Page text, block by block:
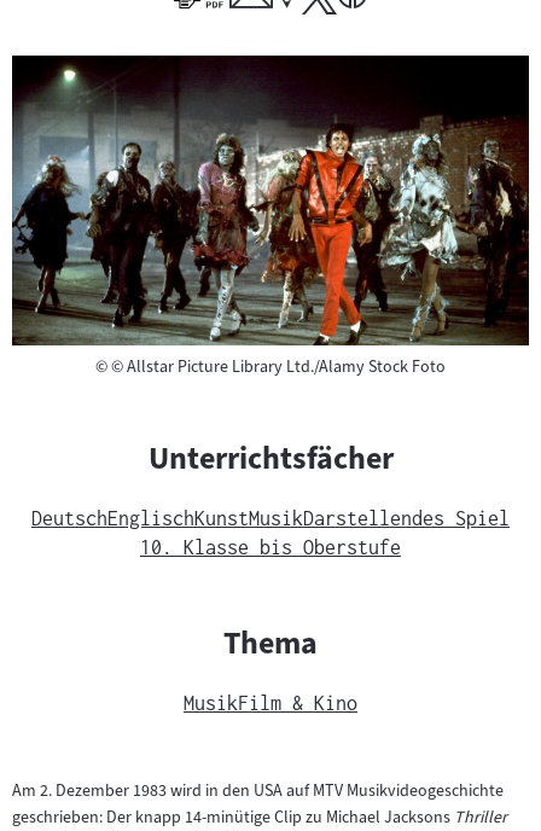
©Copyright
© Allstar Picture Library Ltd./Alamy Stock Foto
Unterrichtsfächer
DeutschEnglischKunstMusikDarstellendes Spiel
10. Klasse bis Oberstufe
Thema
MusikFilm & Kino
Am 2. Dezember 1983 wird in den USA auf MTV Musikvideogeschichte
geschrieben: Der knapp 14-minütige Clip zu Michael Jacksons Thriller